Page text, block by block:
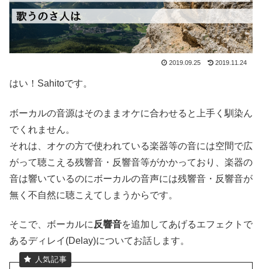
2019.09.25 2019.11.24
はい！Sahitoです。
ボーカルの音源はそのままオケに合わせると上手く馴染ん
でくれません。
それは、オケの方で使われている楽器等の音には空間で広
がって聴こえる残響音・反響音等がかかっており、楽器の
音は響いているのにボーカルの音声には残響音・反響音が
無く不自然に聴こえてしまうからです。
そこで、ボーカルに 反響音を追加してあげるエフェクトで
あるディレイ(Delay)についてお話します。